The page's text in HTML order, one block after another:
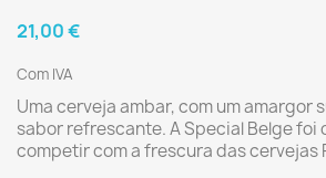
21,00 €
Com IVA
Uma cerveja ambar, com um amargor
sabor refrescante. A Special Belge foi
competir com a frescura das cervejas